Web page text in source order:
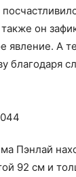
он
явление. А
благодаря
Пэнлай
92 см и